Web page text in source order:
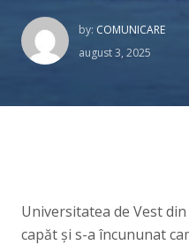
by: COMUNICARE
august 3, 2025
Universitatea de Vest
capăt și s-a încununat